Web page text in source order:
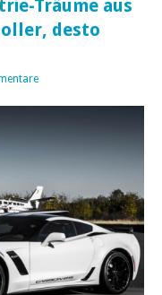
Träume aus
oller, desto